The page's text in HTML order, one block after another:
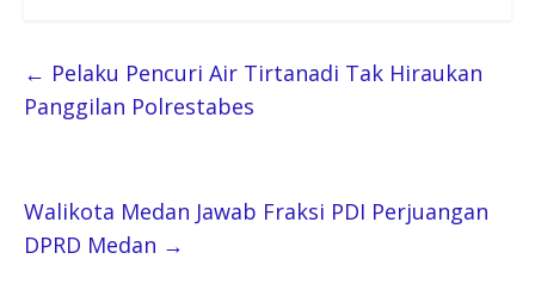
← Pelaku Pencuri Air Tirtanadi Tak Hiraukan
Panggilan Polrestabes
Walikota Medan Jawab Fraksi PDI Perjuangan
DPRD Medan →